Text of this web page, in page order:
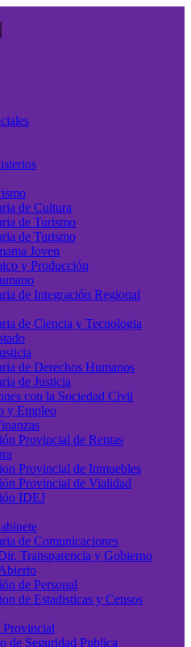
de Cultura
de Turismo
de Turismo
Joven
y Producción
de Integración Regional
de Ciencia y Tecnologia
de Derechos Humanos
de Justicia
con la Sociedad Civil
y Empleo
Provincial de Rentas
Provincial de Inmuebles
Provincial de Vialidad
IDEJ
de Comunicaciones
Transparencia y Gobierno
de Personal
de Estadisticas y Censos
Provincial
de Seguridad Publica